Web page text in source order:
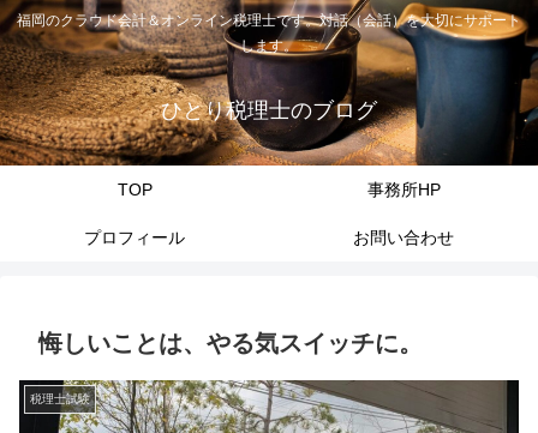
福岡のクラウド会計＆オンライン税理士です。対話（会話）を大切にサポート
します。
ひとり税理士のブログ
TOP 事務所HP
プロフィール お問い合わせ
悔しいことは、やる気スイッチに。
税理士試験